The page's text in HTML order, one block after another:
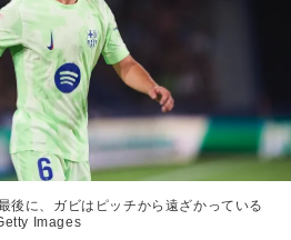
後に、ガビはピッチから遠ざかっている
Images